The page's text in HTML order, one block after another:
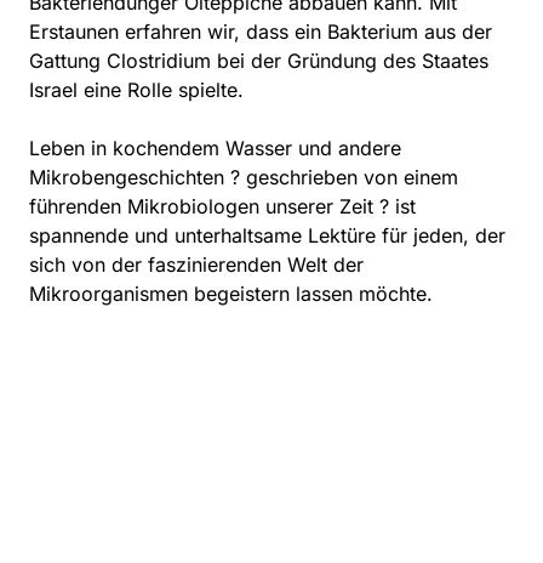
Erstaunen erfahren wir, dass ein Bakterium aus der
Gattung Clostridium bei der Gründung des Staates
Israel eine Rolle spielte.
Leben in kochendem Wasser und andere
Mikrobengeschichten ? geschrieben von einem
führenden Mikrobiologen unserer Zeit ? ist
spannende und unterhaltsame Lektüre für jeden, der
sich von der faszinierenden Welt der
Mikroorganismen begeistern lassen möchte.